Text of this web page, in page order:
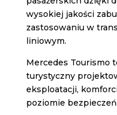
wysokiej jakości
zastosowaniu w
liniowym.
Mercedes Tourismo
turystyczny
eksploatacji,
poziomie